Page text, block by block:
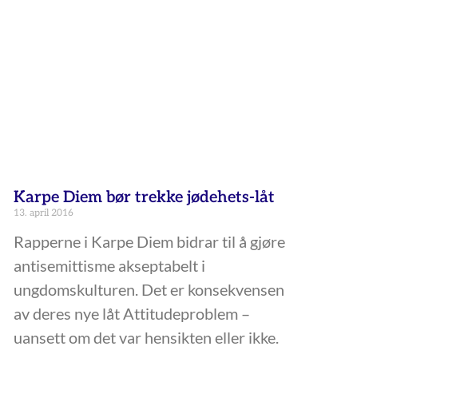
Karpe Diem bør trekke jødehets-låt
13. april 2016
Rapperne i Karpe Diem bidrar til å gjøre
antisemittisme akseptabelt i
ungdomskulturen. Det er konsekvensen
av deres nye låt Attitudeproblem –
uansett om det var hensikten eller ikke.